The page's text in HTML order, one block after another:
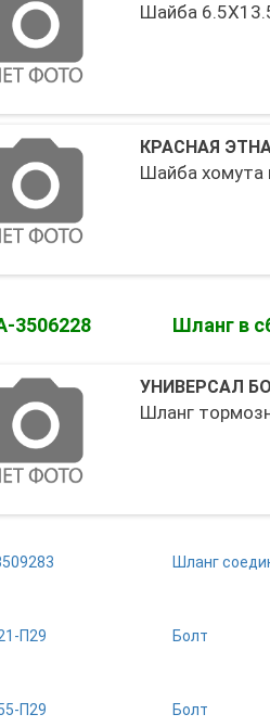
Шайба
КРАСНАЯ
Шайба хомута
3506228 Шланг в
УНИВЕРСАЛ
Шланг
Шланг
П29 Болт
П29 Болт